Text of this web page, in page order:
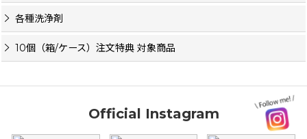
各種洗浄剤
10個（箱/ケース）注文特典 対象商品
Official Instagram